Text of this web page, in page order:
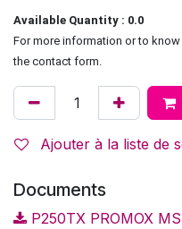
Available Quantity : 0.0
For more information or to
the contact form.
Ajouter à la liste de
Documents
P250TX PROMOX